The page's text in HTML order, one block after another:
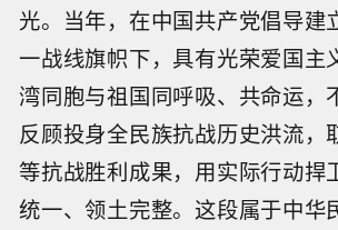
光。当年，在中国共产党倡导建
一战线旗帜下，具有光荣爱国主
湾同胞与祖国同呼吸、共命运，
反顾投身全民族抗战历史洪流，
等抗战胜利成果，用实际行动捍
统一、领土完整。这段属于中华